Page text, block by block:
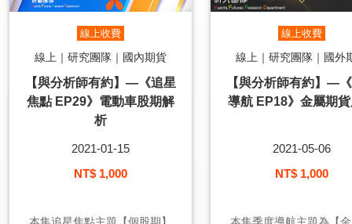
線上收費
線上｜研究團隊｜國內期貨
【與分析師有約】—《追星
焦點 EP29》電動車股期解
析
2021-01-15
NT$ 1,000
線上收費
線上｜研究團隊｜國外
【與分析師有約】—
導航 EP18》金屬期
2021-05-06
NT$ 1,000